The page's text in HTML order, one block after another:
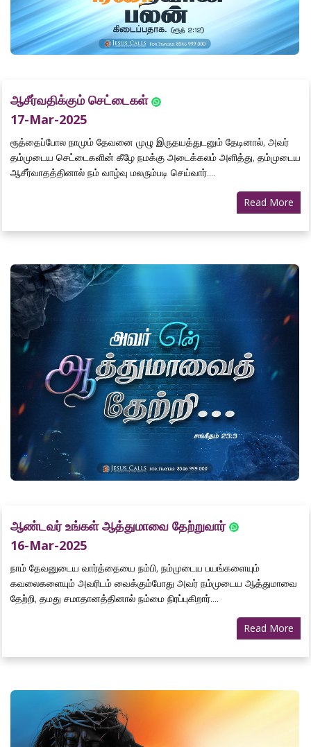
ஆசீர்வதிக்கும் செட்டைகள்
17-Mar-2025
ரூத்தைப்போல நாமும் தேவனை முழு இருதயத்துடனும் தேடினால், அவர்
தம்முடைய செட்டைகளின் கீழே நமக்கு அடைக்கலம் அளித்து, தம்முடைய
ஆசீர்வாதத்தினால் நம் வாழ்வு மலரும்படி செய்வார்....
Read More
ஆண்டவர் உங்கள் ஆத்துமாவை தேற்றுவார்
16-Mar-2025
நாம் தேவனுடைய வார்த்தையை நம்பி, நம்முடைய பயங்களையும்
கவலைகளையும் அவரிடம் வைக்கும்போது அவர் நம்முடைய ஆத்துமாவை
தேற்றி, தமது சமாதானத்தினால் நம்மை நிரப்புகிறார்....
Read More